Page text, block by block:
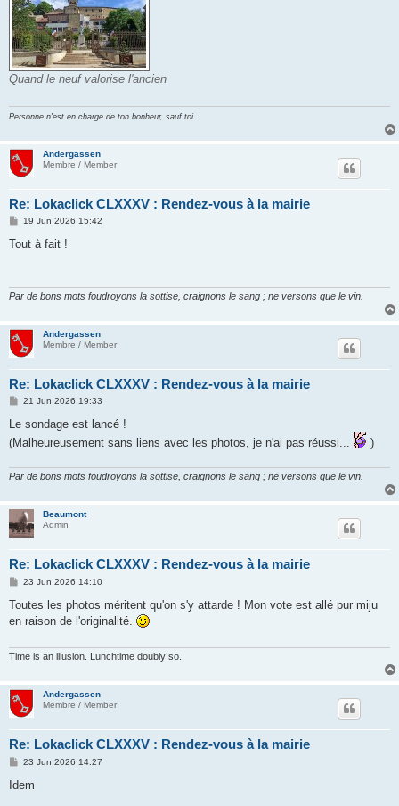
Quand le neuf valorise l'ancien
Personne n'est en charge de ton bonheur, sauf toi.
Andergassen
Membre / Member
Re: Lokaclick CLXXXV : Rendez-vous à la mairie
P
s
19 Jun 2026 15:42
Tout à fait !
Par de bons mots foudroyons la sottise, craignons le sang ; ne versons que le vin.
Andergassen
Membre / Member
Re: Lokaclick CLXXXV : Rendez-vous à la mairie
P
s
21 Jun 2026 19:33
Le sondage est lancé !
(Malheureusement sans liens avec les photos, je n'ai pas réussi...
)
Par de bons mots foudroyons la sottise, craignons le sang ; ne versons que le vin.
Beaumont
Admin
Re: Lokaclick CLXXXV : Rendez-vous à la mairie
P
s
23 Jun 2026 14:10
Toutes les photos méritent qu'on s'y attarde ! Mon vote est allé pur miju
en raison de l'originalité.
Time is an illusion. Lunchtime doubly so.
Andergassen
Membre / Member
Re: Lokaclick CLXXXV : Rendez-vous à la mairie
P
s
23 Jun 2026 14:27
Idem